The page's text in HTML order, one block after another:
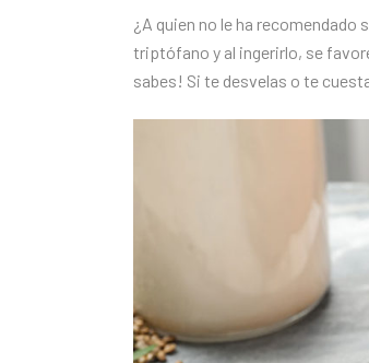
¿A quien no le ha
triptófano y al ingerirlo, se
sabes! Si te desvelas o te